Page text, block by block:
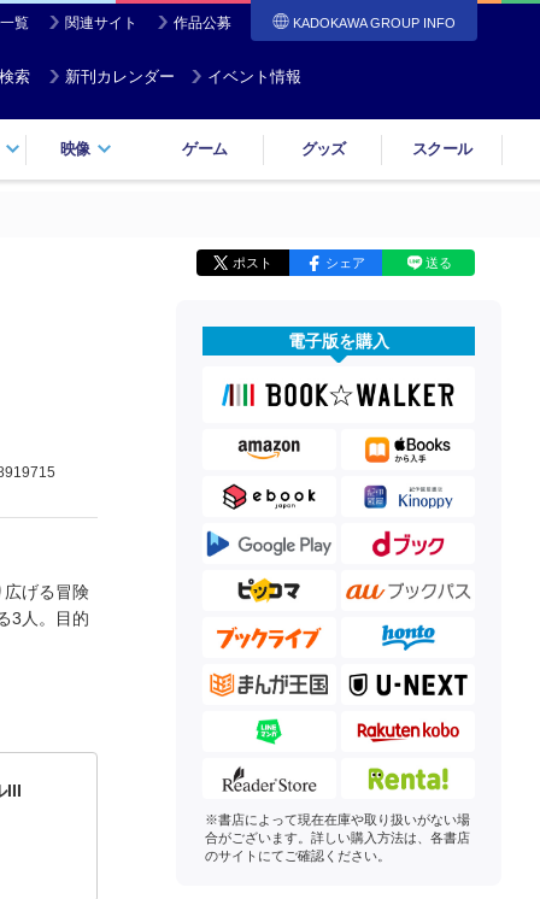
覧 関連サイト 作品公募 KADOKAWA GROUP INFO
索 新刊カレンダー イベント情報
映像 ゲーム グッズ スクール
ポスト シェア 送る
広げる冒険
3人。目的
III
電子版を購入
※書店によって現在在庫や取り扱いがない場
合がございます。詳しい購入方法は、各書店
のサイトにてご確認ください。